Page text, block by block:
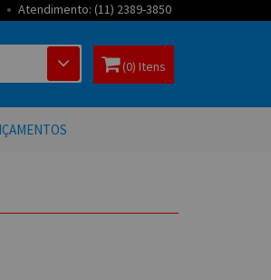
Atendimento: (11) 2389-3850
(0) Itens